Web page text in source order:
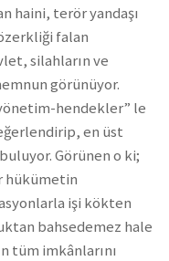
haini, terör yandaşı
falan
silahların ve
görünüyor.
yönetim-hendekler” le
en üst
Görünen o ki;
hükümetin
işi kökten
bahsedemez hale
tüm imkânlarını